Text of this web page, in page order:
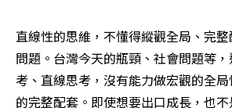
直線性的思維，不懂得縱觀全局、完
問題。台灣今天的瓶頸、社會問題等
考、直線思考，沒有能力做宏觀的全
的完整配套。即使想要出口成長，也